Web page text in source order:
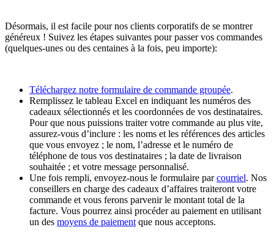
Désormais, il est facile pour nos clients corporatifs de se montrer
généreux ! Suivez les étapes suivantes pour passer vos commandes
(quelques-unes ou des centaines à la fois, peu importe):
Téléchargez notre formulaire de commande groupée.
Remplissez le tableau Excel en indiquant les numéros des
cadeaux sélectionnés et les coordonnées de vos destinataires.
Pour que nous puissions traiter votre commande au plus vite,
assurez-vous d’inclure : les noms et les références des articles
que vous envoyez ; le nom, l’adresse et le numéro de
téléphone de tous vos destinataires ; la date de livraison
souhaitée ; et votre message personnalisé.
Une fois rempli, envoyez-nous le formulaire parcourriel. Nos
conseillers en charge des cadeaux d’affaires traiteront votre
commande et vous ferons parvenir le montant total de la
facture. Vous pourrez ainsi procéder au paiement en utilisant
un des moyens de paiement que nous acceptons.